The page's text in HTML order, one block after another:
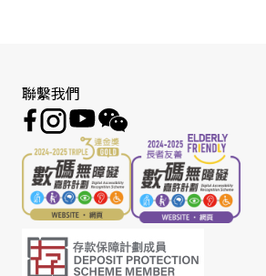
聯繫我們